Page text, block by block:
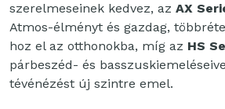
szerelmeseinek kedvez, az AX
Atmos-élményt és gazdag,
hoz el az otthonokba, míg az HS
párbeszéd- és
tévénézést új szintre emel.